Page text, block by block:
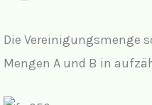
Die Vereinigungsmenge
Mengen A und B in